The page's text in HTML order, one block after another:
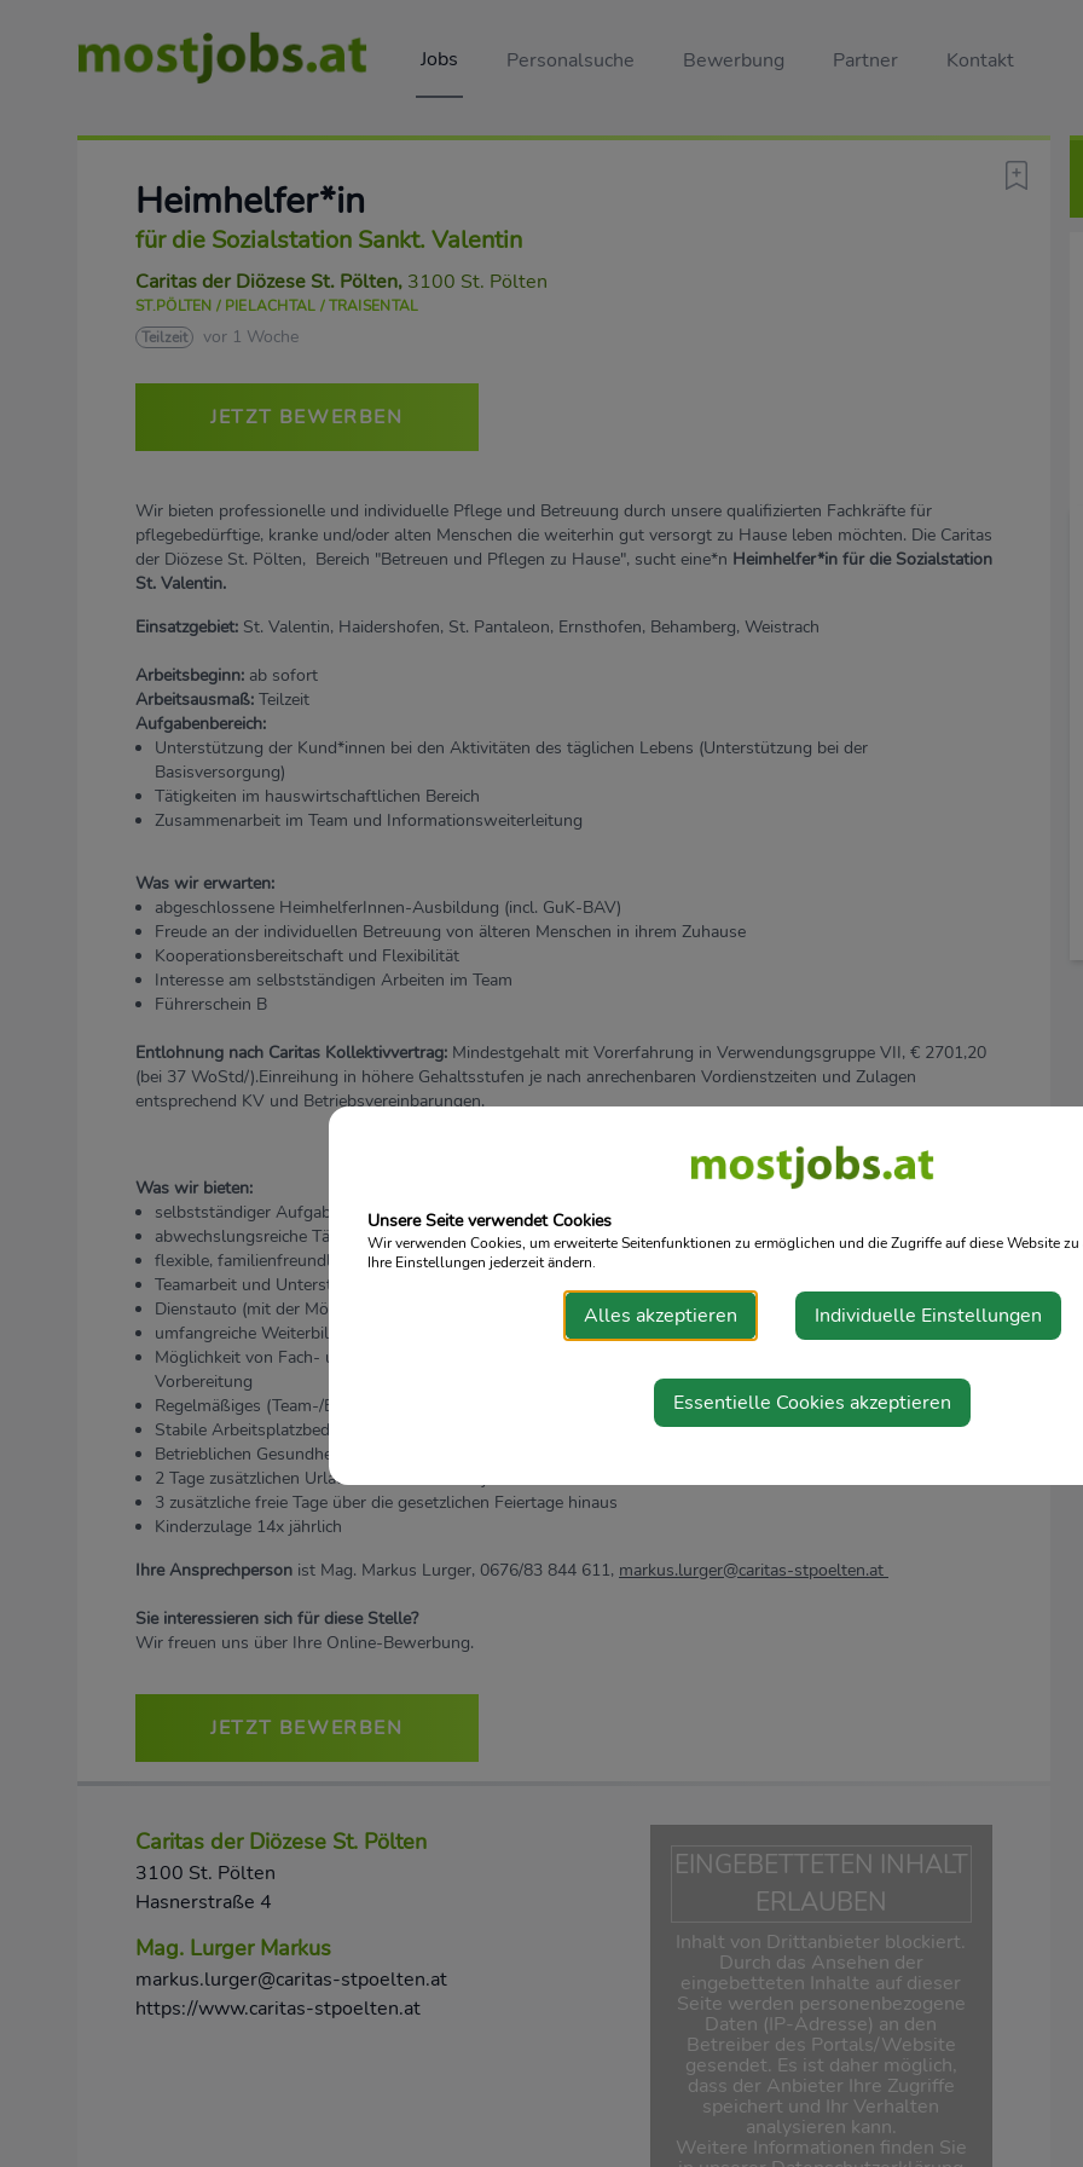
Jobs Personalsuche Bewerbung Partner Kontakt
Heimhelfer*in
für die Sozialstation Sankt. Valentin
Caritas der Diözese St. Pölten, 3100 St. Pölten
ST.PÖLTEN / PIELACHTAL / TRAISENTAL
Teilzeit
vor 1 Woche
JETZT BEWERBEN
Wir bieten professionelle und individuelle Pflege und Betreuung durch unsere qualifizierten Fachkräfte für
pflegebedürftige, kranke und/oder alten Menschen die weiterhin gut versorgt zu Hause leben möchten. Die Caritas
der Diözese St. Pölten, Bereich "Betreuen und Pflegen zu Hause", sucht eine*n Heimhelfer*in für die Sozialstation
St. Valentin.
Einsatzgebiet: St. Valentin, Haidershofen, St. Pantaleon, Ernsthofen, Behamberg, Weistrach
Arbeitsbeginn: ab sofort
Arbeitsausmaß: Teilzeit
Aufgabenbereich:
Unterstützung der Kund*innen bei den Aktivitäten des täglichen Lebens (Unterstützung bei der
Basisversorgung)
Tätigkeiten im hauswirtschaftlichen Bereich
Zusammenarbeit im Team und Informationsweiterleitung
Was wir erwarten:
abgeschlossene HeimhelferInnen-Ausbildung (incl. GuK-BAV)
Freude an der individuellen Betreuung von älteren Menschen in ihrem Zuhause
Kooperationsbereitschaft und Flexibilität
Interesse am selbstständigen Arbeiten im Team
Führerschein B
Entlohnung nach Caritas Kollektivvertrag: Mindestgehalt mit Vorerfahrung in Verwendungsgruppe VII, € 2701,20
(bei 37 WoStd/).Einreihung in höhere Gehaltsstufen je nach anrechenbaren Vordienstzeiten und Zulagen
entsprechend KV und Betriebsvereinbarungen.
Was wir bieten:
selbstständiger Aufgaben- und Verantwortungsbereich
abwechslungsreiche Tätigkeit in der Umgebung Ihres Wohnortes
flexible, familienfreundliche Arbeitszeit (Teilzeit)
Teamarbeit und Unterstützung in einem multiprofessionellen Team
Dienstauto (mit der Möglichkeit zur Privatnutzung) oder Kilometergeld
umfangreiche Weiterbildung
Möglichkeit von Fach- und Führungskarrieren entlang des Caritas Karrieremodells sowie Qualifizierung und
Vorbereitung
Regelmäßiges (Team-/Einzel-) Coaching und Intervision
Stabile Arbeitsplatzbedingungen und zuverlässige Arbeitgeberin
Betrieblichen Gesundheitsförderung
2 Tage zusätzlichen Urlaub ab dem 2.Dienstjahr
3 zusätzliche freie Tage über die gesetzlichen Feiertage hinaus
Kinderzulage 14x jährlich
Ihre Ansprechperson ist Mag. Markus Lurger, 0676/83 844 611, markus.lurger@caritas-stpoelten.at
Sie interessieren sich für diese Stelle?
Wir freuen uns über Ihre Online-Bewerbung.
JETZT BEWERBEN
Caritas der Diözese St. Pölten
3100 St. Pölten
Hasnerstraße 4
Mag. Lurger Markus
markus.lurger@caritas-stpoelten.at
https://www.caritas-stpoelten.at
EINGEBETTETEN INHALT
ERLAUBEN
Inhalt von Drittanbieter blockiert.
Durch das Ansehen der
eingebetteten Inhalte auf dieser
Seite werden personenbezogene
Daten (IP-Adresse) an den
Betreiber des Portals/Website
gesendet. Es ist daher möglich,
dass der Anbieter Ihre Zugriffe
speichert und Ihr Verhalten
analysieren kann.
Weitere Informationen finden Sie
Unsere Seite verwendet Cookies
Wir verwenden Cookies, um erweiterte Seitenfunktionen zu ermöglichen und die Zugriffe auf diese Website zu
Ihre Einstellungen jederzeit ändern.
Alles akzeptieren Individuelle Einstellungen
Essentielle Cookies akzeptieren